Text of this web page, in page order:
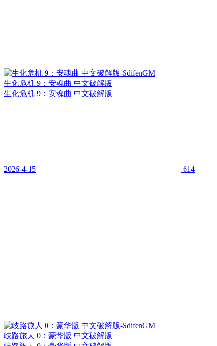
生化危机 9：安魂曲 中文破解版
生化危机 9：安魂曲 中文破解版
2026-4-15 614
歧路旅人 0：豪华版 中文破解版